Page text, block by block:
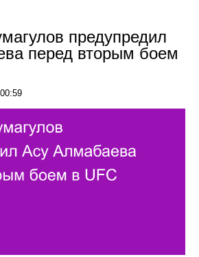
предупредил
перед вторым боем
00:59